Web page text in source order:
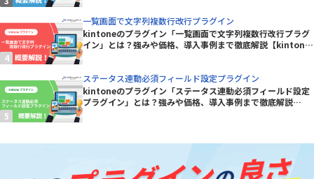
一覧画面で文字列複数行改行プラグイン
kintoneのプラグイン「一覧画面で文字列複数行改行プラグ
イン」とは？強みや価格、導入事例まで徹底解説【kintone
ステータス連動必須フィールド設定プラグイン
kintoneのプラグイン「ステータス連動必須フィールド設定
プラグイン」とは？強みや価格、導入事例まで徹底解説